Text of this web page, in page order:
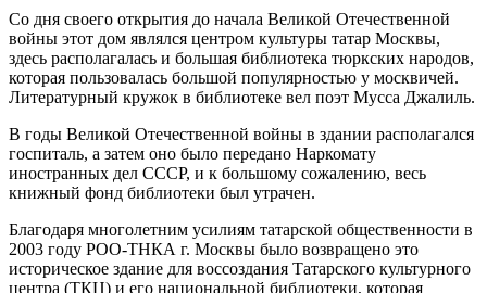
Со дня своего открытия до начала Великой Отечественной
войны этот дом являлся центром культуры татар Москвы,
здесь располагалась и большая библиотека тюркских народов,
которая пользовалась большой популярностью у москвичей.
Литературный кружок в библиотеке вел поэт Мусса Джалиль.
В годы Великой Отечественной войны в здании располагался
госпиталь, а затем оно было передано Наркомату
иностранных дел СССР, и к большому сожалению, весь
книжный фонд библиотеки был утрачен.
Благодаря многолетним усилиям татарской общественности в
2003 году РОО-ТНКА г. Москвы было возвращено это
историческое здание для воссоздания Татарского культурного
центра (ТКЦ) и его национальной библиотеки, которая